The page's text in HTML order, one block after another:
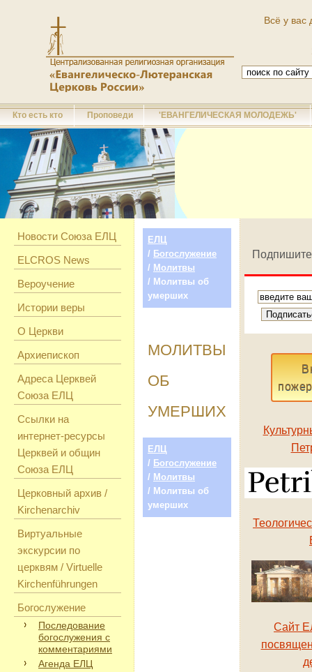
Всё у вас
Кто есть кто Проповеди 'ЕВАНГЕЛИЧЕСКАЯ МОЛОДЕЖЬ'
Новости Союза ЕЛЦ
ELCROS News
Вероучение
Истории веры
О Церкви
Архиепископ
Адреса Церквей
Союза ЕЛЦ
Ссылки на
интернет-ресурсы
Церквей и общин
Союза ЕЛЦ
Церковный архив /
Kirchenarchiv
Виртуальные
экскурсии по
церквям / Virtuelle
Kirchenführungen
Богослужение
Последование
богослужения с
комментариями
Агенда ЕЛЦ
ЕЛЦ
/ Богослужение
/ Молитвы
/ Молитвы об
умерших
МОЛИТВЫ
ОБ
УМЕРШИХ
ЕЛЦ
/ Богослужение
/ Молитвы
/ Молитвы об
умерших
Сайт